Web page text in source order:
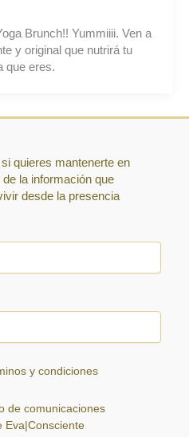
Brunch!! Yummiiii. Ven a
y original que nutrirá tu
que eres.
quieres mantenerte en
la información que
desde la presencia
y condiciones
de comunicaciones
Eva|Consciente